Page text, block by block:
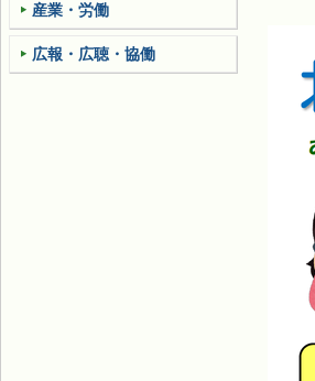
産業・労働
広報・広聴・協働